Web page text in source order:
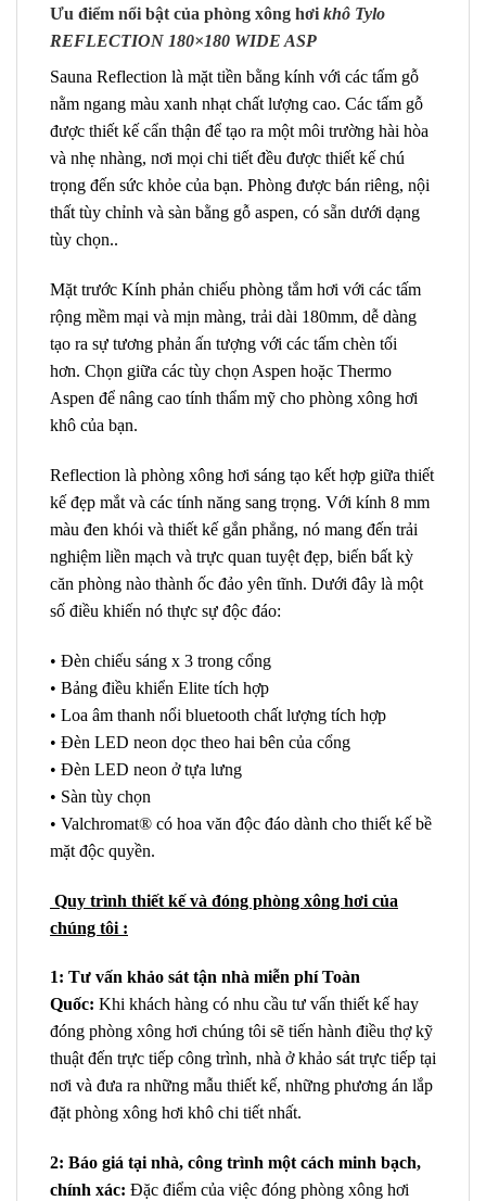
Ưu điểm nổi bật của phòng xông hơikhô Tylo
REFLECTION 180×180 WIDE ASP
Sauna Reflection là mặt tiền bằng kính với các tấm gỗ
nằm ngang màu xanh nhạt chất lượng cao. Các tấm gỗ
được thiết kế cẩn thận để tạo ra một môi trường hài hòa
và nhẹ nhàng, nơi mọi chi tiết đều được thiết kế chú
trọng đến sức khỏe của bạn. Phòng được bán riêng, nội
thất tùy chỉnh và sàn bằng gỗ aspen, có sẵn dưới dạng
tùy chọn..
Mặt trước Kính phản chiếu phòng tắm hơi với các tấm
rộng mềm mại và mịn màng, trải dài 180mm, dễ dàng
tạo ra sự tương phản ấn tượng với các tấm chèn tối
hơn. Chọn giữa các tùy chọn Aspen hoặc Thermo
Aspen để nâng cao tính thẩm mỹ cho phòng xông hơi
khô của bạn.
Reflection là phòng xông hơi sáng tạo kết hợp giữa thiết
kế đẹp mắt và các tính năng sang trọng. Với kính 8 mm
màu đen khói và thiết kế gắn phẳng, nó mang đến trải
nghiệm liền mạch và trực quan tuyệt đẹp, biến bất kỳ
căn phòng nào thành ốc đảo yên tĩnh. Dưới đây là một
số điều khiến nó thực sự độc đáo:
• Đèn chiếu sáng x 3 trong cổng
• Bảng điều khiển Elite tích hợp
• Loa âm thanh nổi bluetooth chất lượng tích hợp
• Đèn LED neon dọc theo hai bên của cổng
• Đèn LED neon ở tựa lưng
• Sàn tùy chọn
• Valchromat® có hoa văn độc đáo dành cho thiết kế bề
mặt độc quyền.
Quy trình thiết kế và đóng phòng xông hơi của
chúng tôi :
1: Tư vấn khảo sát tận nhà miễn phí Toàn
Quốc: Khi khách hàng có nhu cầu tư vấn thiết kế hay
đóng phòng xông hơi chúng tôi sẽ tiến hành điều thợ kỹ
thuật đến trực tiếp công trình, nhà ở khảo sát trực tiếp tại
nơi và đưa ra những mẫu thiết kế, những phương án lắp
đặt phòng xông hơi khô chi tiết nhất.
2: Báo giá tại nhà, công trình một cách minh bạch,
chính xác: Đặc điểm của việc đóng phòng xông hơi